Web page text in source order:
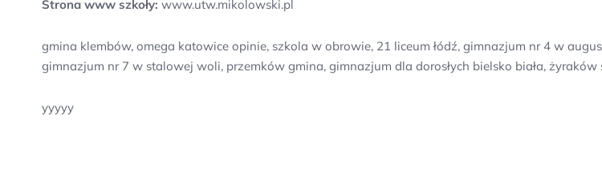
Strona www szkoły: www.utw.mikolowski.pl
gmina klembów, omega katowice opinie, szkola w obrowie, 21 liceum łódź, gimnazjum nr 4 w
gimnazjum nr 7 w stalowej woli, przemków gmina, gimnazjum dla dorosłych bielsko biała, żyraków
yyyyy